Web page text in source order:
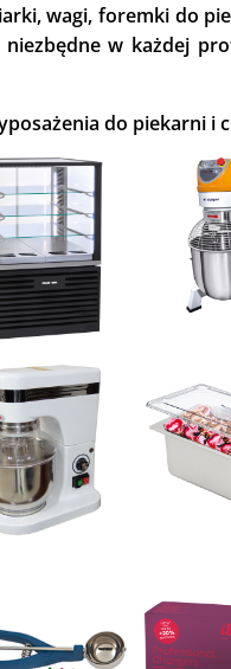
wagi, foremki do
w każdej
do piekarni i